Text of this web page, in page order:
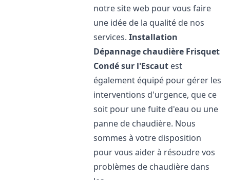
notre site web pour vous faire
une idée de la qualité de nos
services.Installation
Dépannage chaudière Frisquet
Condé sur l'Escaut est
également équipé pour gérer les
interventions d'urgence, que ce
soit pour une fuite d'eau ou une
panne de chaudière. Nous
sommes à votre disposition
pour vous aider à résoudre vos
problèmes de chaudière dans